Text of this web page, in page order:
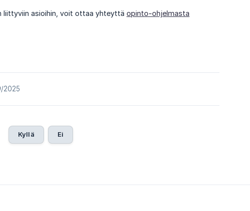
liittyviin asioihin, voit ottaa yhteyttä opinto-ohjelmasta
2025
Kyllä Ei